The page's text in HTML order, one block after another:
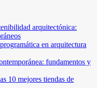
arquitectónica:
en arquitectura
fundamentos y
10 mejores tiendas de